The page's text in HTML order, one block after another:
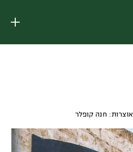
אוצרות: חנה קופלר